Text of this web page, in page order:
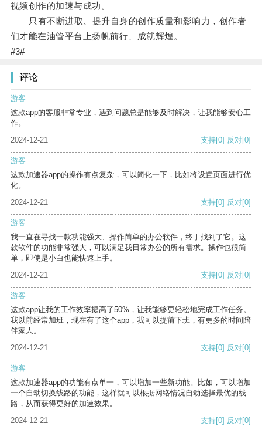
视频创作的加速与成功。
只有不断进取、提升自身的创作质量和影响力，创作者
们才能在油管平台上扬帆前行、成就辉煌。
#3#
评论
游客
这款app的客服非常专业，遇到问题总是能够及时解决，让我能够安心工
作。
2024-12-21
支持[0] 反对[0]
游客
这款加速器app的操作有点复杂，可以简化一下，比如将设置页面进行优
化。
2024-12-21
支持[0] 反对[0]
游客
我一直在寻找一款功能强大、操作简单的办公软件，终于找到了它。这
款软件的功能非常强大，可以满足我日常办公的所有需求。操作也很简
单，即使是小白也能快速上手。
2024-12-21
支持[0] 反对[0]
游客
这款app让我的工作效率提高了50%，让我能够更轻松地完成工作任务。
我以前经常加班，现在有了这个app，我可以提前下班，有更多的时间陪
伴家人。
2024-12-21
支持[0] 反对[0]
游客
这款加速器app的功能有点单一，可以增加一些新功能。比如，可以增加
一个自动切换线路的功能，这样就可以根据网络情况自动选择最优的线
路，从而获得更好的加速效果。
2024-12-21
支持[0] 反对[0]